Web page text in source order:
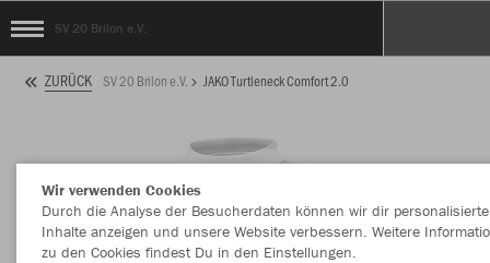
SV 20 Brilon e.V.
ZURÜCK SV 20 Brilon e.V. JAKO Turtleneck Comfort 2.0
Wir verwenden Cookies
Durch die Analyse der Besucherdaten können wir dir personalisierte
Inhalte anzeigen und unsere Website verbessern. Weitere
zu den Cookies findest Du in den Einstellungen.